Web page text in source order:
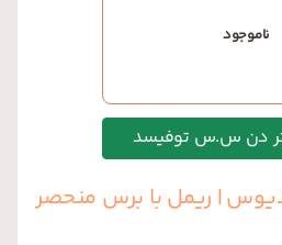
ناموجود
دن س.س توفیسد
| ریمل با برس منحصر